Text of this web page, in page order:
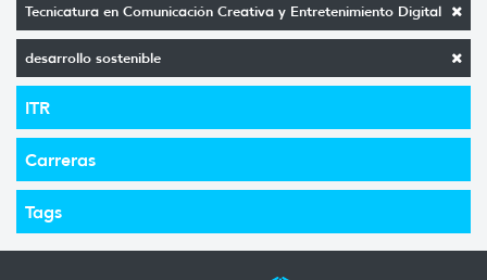
Tecnicatura en Comunicación Creativa y Entretenimiento Digital
desarrollo sostenible
ITR
Carreras
Tags